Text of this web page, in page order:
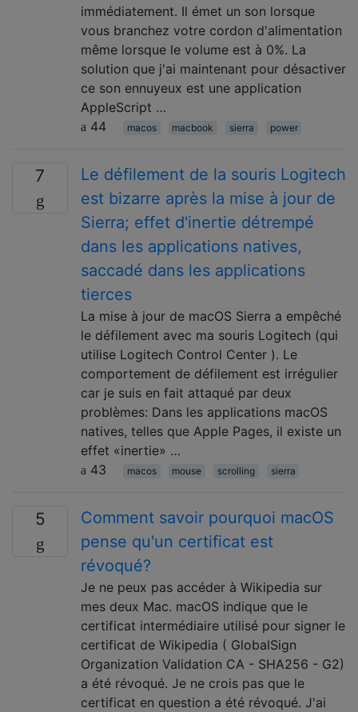
immédiatement. Il émet un son lorsque
vous branchez votre cordon d'alimentation
même lorsque le volume est à 0%. La
solution que j'ai maintenant pour désactiver
ce son ennuyeux est une application
AppleScript …
44
macos macbook sierra power
7
Le défilement de la souris Logitech
est bizarre après la mise à jour de
Sierra; effet d'inertie détrempé
dans les applications natives,
saccadé dans les applications
tierces
La mise à jour de macOS Sierra a empêché
le défilement avec ma souris Logitech (qui
utilise Logitech Control Center ). Le
comportement de défilement est irrégulier
car je suis en fait attaqué par deux
problèmes: Dans les applications macOS
natives, telles que Apple Pages, il existe un
effet «inertie» …
43
macos mouse scrolling sierra
5
Comment savoir pourquoi macOS
pense qu'un certificat est
révoqué?
Je ne peux pas accéder à Wikipedia sur
mes deux Mac. macOS indique que le
certificat intermédiaire utilisé pour signer le
certificat de Wikipedia ( GlobalSign
Organization Validation CA - SHA256 - G2)
a été révoqué. Je ne crois pas que le
certificat en question a été révoqué. J'ai